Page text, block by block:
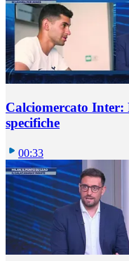
Calciomercato
specifiche
00:33